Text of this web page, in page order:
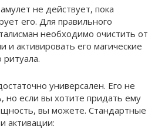
не действует, пока
его. Для правильного
необходимо очистить от
и активировать его магические
универсален. Его не
но если вы хотите придать ему
вы можете. Стандартные
активации: